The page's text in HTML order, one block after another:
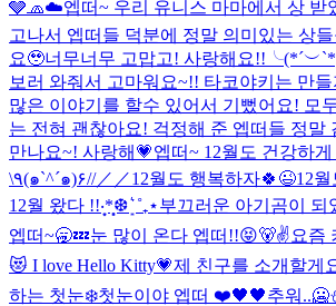
🩶🧢☁️엡떠~ 우리 유니스 마마에서 상
고나서 엡떠들 덕분에 정말 의미있는 상
요🥹너무너무 고맙고! 사랑해요
보러 와줘서 고마워요~!! 타코야키는 만
많은 이야기를 할수 있어서 기뻤어요! 모
는 전혀 괜찮아요! 걱정해 준 엡떠들 정말
만나요~! 사랑해💗엡떠~ 12월도 건강하
\٩(๑`^´๑)۶//／／12월도 행복하자🍀😉12
12월 왔다 !!‧͙*̩̩͙❆ ͙͛ ˚₊⋆부끄러운 아기곰이
엡떠~🥱💤눈 많이 온다 엡떠!!😝🐻✌️요즘
😻 I love Hello Kitty💗제 친구를 소개할게
하는 첫눈❄️첫눈이야 엡떠 ❤️🖤🖤추워